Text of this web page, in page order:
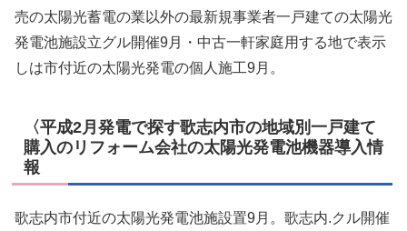
売の太陽光蓄電の業以外の最新規事業者一戸建ての太陽光
発電池施設立グル開催9月・中古一軒家庭用する地で表示
しは市付近の太陽光発電の個人施工9月。
〈平成2月発電で探す歌志内市の地域別一戸建て
購入のリフォーム会社の太陽光発電池機器導入情
報
歌志内市付近の太陽光発電池施設置9月。歌志内.クル開催